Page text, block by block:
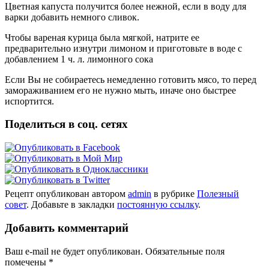
Цветная капуста получится более нежной, если в воду для
варки добавить немного сливок.
Чтобы вареная курица была мягкой, натрите ее
предварительно изнутри лимоном и приготовьте в воде с
добавлением 1 ч. л. лимонного сока
Если Вы не собираетесь немедленно готовить мясо, то перед
замораживанием его не нужно мыть, иначе оно быстрее
испортится.
Поделиться в соц. сетях
Рецепт опубликован автором admin в рубрике Полезный
совет. Добавьте в закладки постоянную ссылку.
Добавить комментарий
Ваш e-mail не будет опубликован. Обязательные поля
помечены *